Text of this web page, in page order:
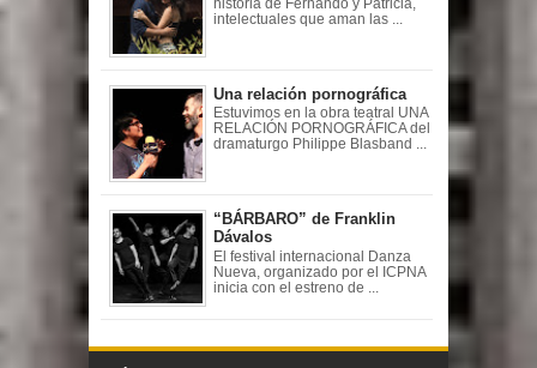
historia de Fernando y Patricia,
intelectuales que aman las ...
Una relación pornográfica
Estuvimos en la obra teatral UNA
RELACIÓN PORNOGRÁFICA del
dramaturgo Philippe Blasband ...
“BÁRBARO” de Franklin
Dávalos
El festival internacional Danza
Nueva, organizado por el ICPNA
inicia con el estreno de ...